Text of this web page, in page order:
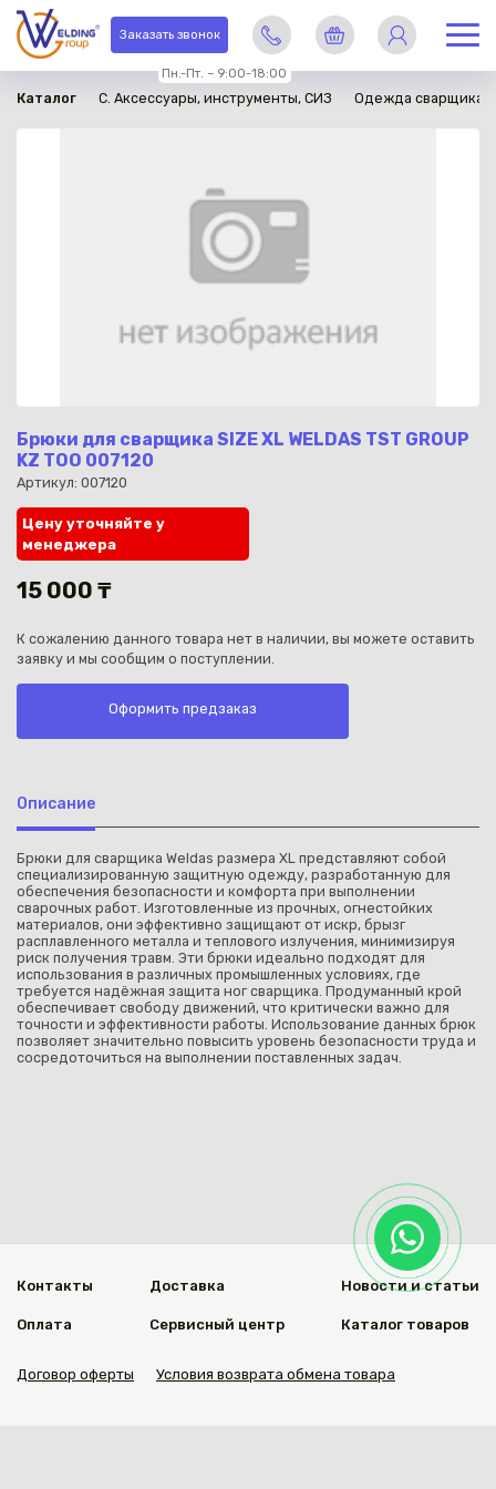
Заказать звонок
Пн.-Пт. – 9:00-18:00
Каз
Каталог C. Аксессуары, инструменты, СИЗ Одежда сварщика
Брюки для сварщика SIZE XL WELDAS TST GROUP
KZ TOO 007120
Артикул: 007120
в наличии
Цену уточняйте у
менеджера
15 000 ₸
К сожалению данного товара нет в наличии, вы можете оставить
заявку и мы сообщим о поступлении.
Оформить предзаказ
Описание
Брюки для сварщика Weldas размера XL представляют собой
специализированную защитную одежду, разработанную для
обеспечения безопасности и комфорта при выполнении
сварочных работ. Изготовленные из прочных, огнестойких
материалов, они эффективно защищают от искр, брызг
расплавленного металла и теплового излучения, минимизируя
риск получения травм. Эти брюки идеально подходят для
использования в различных промышленных условиях, где
требуется надёжная защита ног сварщика. Продуманный крой
обеспечивает свободу движений, что критически важно для
точности и эффективности работы. Использование данных брюк
позволяет значительно повысить уровень безопасности труда и
сосредоточиться на выполнении поставленных задач.
Контакты
Оплата
Доставка
Сервисный центр
Новости и статьи
Каталог товаров
Договор оферты Условия возврата обмена товара